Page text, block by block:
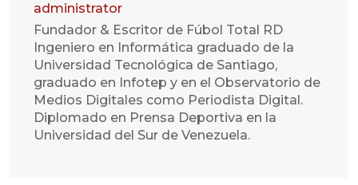
administrator
Fundador & Escritor de Fúbol Total RD
Ingeniero en Informática graduado de la
Universidad Tecnológica de Santiago,
graduado en Infotep y en el Observatorio de
Medios Digitales como Periodista Digital.
Diplomado en Prensa Deportiva en la
Universidad del Sur de Venezuela.